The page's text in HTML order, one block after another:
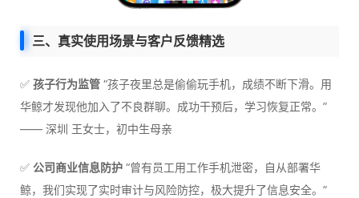
三、真实使用场景与客户反馈精选
✅ 孩子行为监管 “孩子夜里总是偷偷玩手机，成绩不断下滑。用
华鲸才发现他加入了不良群聊。成功干预后，学习恢复正常。”
—— 深圳 王女士，初中生母亲
✅ 公司商业信息防护 “曾有员工用工作手机泄密，自从部署华
鲸，我们实现了实时审计与风险防控，极大提升了信息安全。”